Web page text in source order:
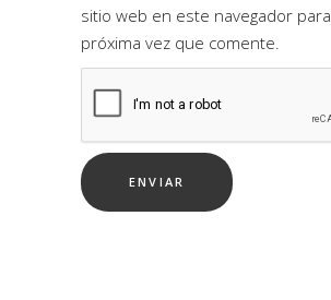
sitio web en este navegador
próxima vez que comente.